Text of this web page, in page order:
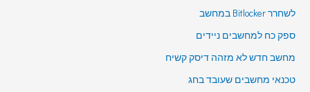
לשחרר Bitlocker במחשב
ספק כח למחשבים ניידים
מחשב חדש לא מזהה דיסק קשיח
טכנאי מחשבים שעובד בחג